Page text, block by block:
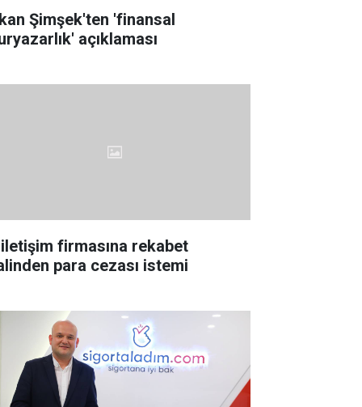
Şimşek'ten 'finansal
açıklaması
firmasına rekabet
para cezası istemi